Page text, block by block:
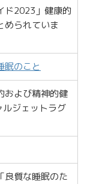
ド2023」健康的
められていま
のこと
および精神的健
ジェットラグ
良質な睡眠のた